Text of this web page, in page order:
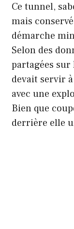
Ce tunnel,
mais
démarche
Selon des
partagées
devait servir
avec une
Bien que
derrière elle